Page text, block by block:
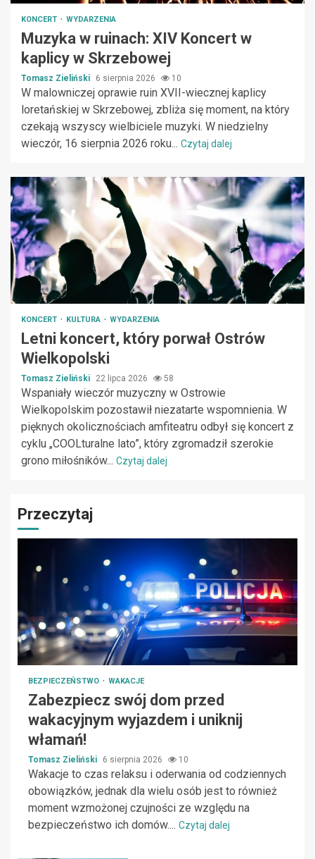
KONCERT WYDARZENIA
Muzyka w ruinach: XIV Koncert w
kaplicy w Skrzebowej
Tomasz Zieliński 6 sierpnia 2026 10
W malowniczej oprawie ruin XVII-wiecznej kaplicy
loretańskiej w Skrzebowej, zbliża się moment, na który
czekają wszyscy wielbiciele muzyki. W niedzielny
wieczór, 16 sierpnia 2026 roku... Czytaj dalej
KONCERT KULTURA WYDARZENIA
Letni koncert, który porwał Ostrów
Wielkopolski
Tomasz Zieliński 22 lipca 2026 58
Wspaniały wieczór muzyczny w Ostrowie
Wielkopolskim pozostawił niezatarte wspomnienia. W
pięknych okolicznościach amfiteatru odbył się koncert z
cyklu „COOLturalne lato”, który zgromadził szerokie
grono miłośników... Czytaj dalej
Przeczytaj
BEZPIECZEŃSTWO WAKACJE
Zabezpiecz swój dom przed
wakacyjnym wyjazdem i uniknij
włamań!
Tomasz Zieliński 6 sierpnia 2026 10
Wakacje to czas relaksu i oderwania od codziennych
obowiązków, jednak dla wielu osób jest to również
moment wzmożonej czujności ze względu na
bezpieczeństwo ich domów.... Czytaj dalej